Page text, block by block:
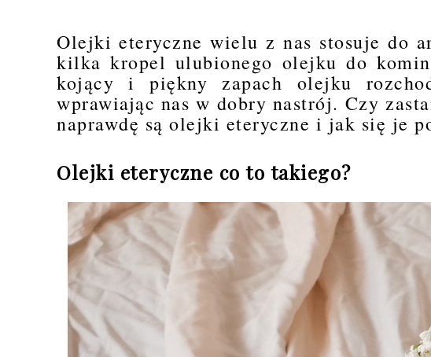
Olejki eteryczne wielu z nas stosuje do
kilka kropel ulubionego olejku do
kojący i piękny zapach olejku
wprawiając nas w dobry nastrój. Czy
naprawdę są olejki eteryczne i jak się je
Olejki eteryczne co to takiego?